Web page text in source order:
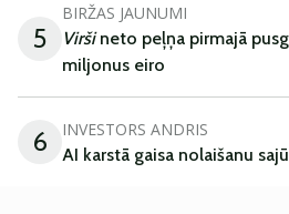
5
BIRŽAS JAUNUMI
Viršineto peļņa pirmajā
miljonus eiro
6 INVESTORS ANDRIS
AI karstā gaisa nolaišanu